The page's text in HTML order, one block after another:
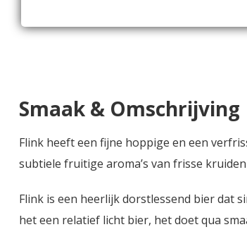
Smaak & Omschrijving
Flink heeft een fijne hoppige en een
subtiele fruitige aroma’s van frisse
Flink is een heerlijk dorstlessend bier dat
het een relatief licht bier, het doet qua